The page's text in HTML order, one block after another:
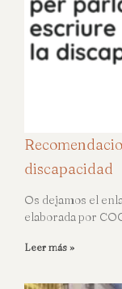
discapacidad
Os dejamos el
elaborada por
Leer más »